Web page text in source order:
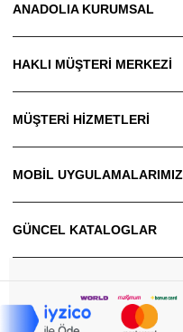
ANADOLIA KURUMSAL
HAKLI MÜŞTERİ MERKEZİ
MÜŞTERİ HİZMETLERİ
MOBİL UYGULAMALARIMIZ
GÜNCEL KATALOGLAR